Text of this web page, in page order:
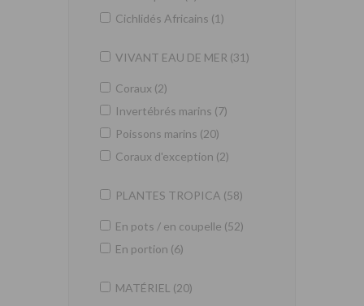
Cichlidés Africains (1)
VIVANT EAU DE MER (31)
Coraux (2)
Invertébrés marins (7)
Poissons marins (20)
Coraux d'exception (2)
PLANTES TROPICA (58)
En pots / en coupelle (52)
En portion (6)
MATÉRIEL (20)